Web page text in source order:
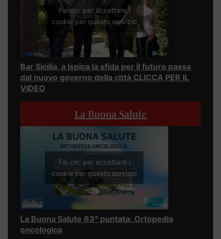
Fai clic per accettare i
cookie per questo servizio
Bar Sicilia, a Ispica la sfida per il futuro passa
dal nuovo governo della città CLICCA PER IL
VIDEO
La Buona Salute
Fai clic per accettare i
cookie per questo servizio
La Buona Salute 63° puntata: Ortopedia
oncologica